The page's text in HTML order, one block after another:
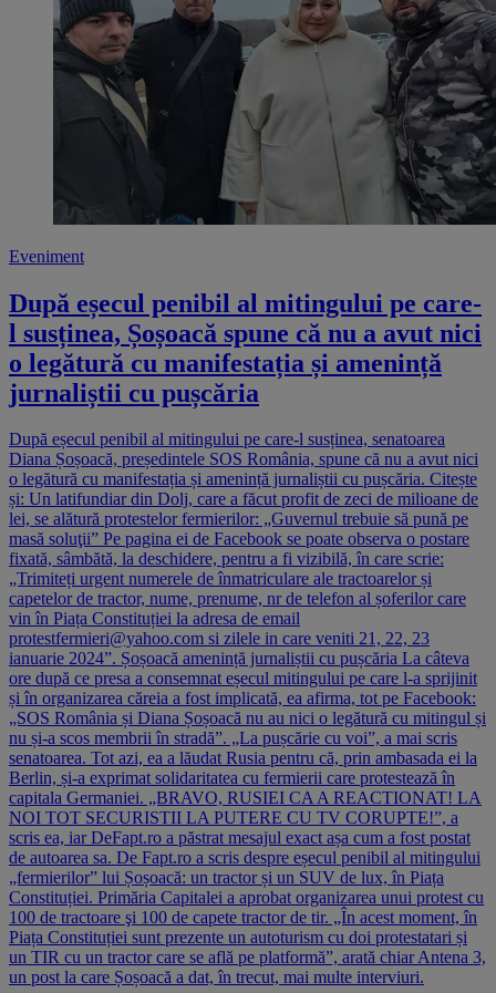
Eveniment
După eșecul penibil al mitingului pe care-
l susținea, Șoșoacă spune că nu a avut nici
o legătură cu manifestația și amenință
jurnaliștii cu pușcăria
După eșecul penibil al mitingului pe care-l susținea, senatoarea
Diana Șoșoacă, președintele SOS România, spune că nu a avut nici
o legătură cu manifestația și amenință jurnaliștii cu pușcăria. Citește
și: Un latifundiar din Dolj, care a făcut profit de zeci de milioane de
lei, se alătură protestelor fermierilor: „Guvernul trebuie să pună pe
masă soluţii” Pe pagina ei de Facebook se poate observa o postare
fixată, sâmbătă, la deschidere, pentru a fi vizibilă, în care scrie:
„Trimiteți urgent numerele de înmatriculare ale tractoarelor și
capetelor de tractor, nume, prenume, nr de telefon al șoferilor care
vin în Piața Constituției la adresa de email
protestfermieri@yahoo.com si zilele in care veniti 21, 22, 23
ianuarie 2024”. Șoșoacă amenință jurnaliștii cu pușcăria La câteva
ore după ce presa a consemnat eșecul mitingului pe care l-a sprijinit
și în organizarea căreia a fost implicată, ea afirma, tot pe Facebook:
„SOS România și Diana Șoșoacă nu au nici o legătură cu mitingul și
nu și-a scos membrii în stradă”. „La pușcărie cu voi”, a mai scris
senatoarea. Tot azi, ea a lăudat Rusia pentru că, prin ambasada ei la
Berlin, și-a exprimat solidaritatea cu fermierii care protestează în
capitala Germaniei. „BRAVO, RUSIEI CA A REACTIONAT! LA
NOI TOT SECURISTII LA PUTERE CU TV CORUPTE!”, a
scris ea, iar DeFapt.ro a păstrat mesajul exact așa cum a fost postat
de autoarea sa. De Fapt.ro a scris despre eșecul penibil al mitingului
„fermierilor” lui Șoșoacă: un tractor și un SUV de lux, în Piața
Constituției. Primăria Capitalei a aprobat organizarea unui protest cu
100 de tractoare şi 100 de capete tractor de tir. „În acest moment, în
Piața Constituției sunt prezente un autoturism cu doi protestatari și
un TIR cu un tractor care se află pe platformă”, arată chiar Antena 3,
un post la care Șoșoacă a dat, în trecut, mai multe interviuri.